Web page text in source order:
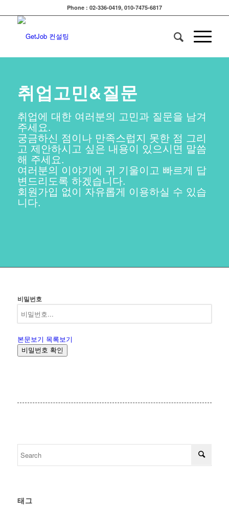
Phone : 02-336-0419, 010-7475-6817
취업고민&질문
취업에 대한 여러분의 고민과 질문을 남겨
주세요.
궁금하신 점이나 만족스럽지 못한 점 그리
고 제안하시고 싶은 내용이 있으시면 말씀
해 주세요.
여러분의 이야기에 귀 기울이고 빠르게 답
변드리도록 하겠습니다.
회원가입 없이 자유롭게 이용하실 수 있습
니다.
비밀번호
본문보기 목록보기
비밀번호 확인
태그